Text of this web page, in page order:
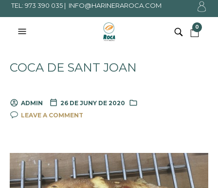
TEL: 973 390 035 | INFO@HARINERAROCA.COM
0
COCA DE SANT JOAN
ADMIN
26 DE JUNY DE 2020
LEAVE A COMMENT